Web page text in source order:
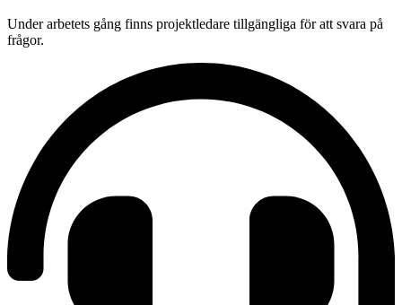
Under arbetets gång finns projektledare tillgängliga för att svara på
frågor.